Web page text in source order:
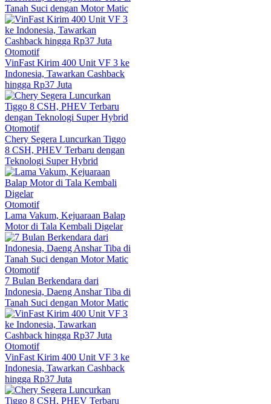
Tanah Suci dengan Motor Matic
Otomotif
VinFast Kirim 400 Unit VF 3 ke
Indonesia, Tawarkan Cashback
hingga Rp37 Juta
Otomotif
Chery Segera Luncurkan Tiggo
8 CSH, PHEV Terbaru dengan
Teknologi Super Hybrid
Otomotif
Lama Vakum, Kejuaraan Balap
Motor di Tala Kembali Digelar
Otomotif
7 Bulan Berkendara dari
Indonesia, Daeng Anshar Tiba di
Tanah Suci dengan Motor Matic
Otomotif
VinFast Kirim 400 Unit VF 3 ke
Indonesia, Tawarkan Cashback
hingga Rp37 Juta